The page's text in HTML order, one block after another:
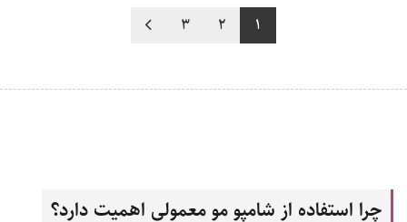
1
2
3
چرا استفاده از شامپو مو معمولی اهمیت دارد؟